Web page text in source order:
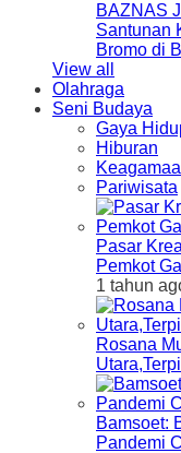
BAZNAS
Santunan
Bromo di
View all
Olahraga
Seni Budaya
Gaya
Hiburan
Pariwisata
Pasar
Pemkot
1 tahun
Rosana
Bamsoet:
Pandemi